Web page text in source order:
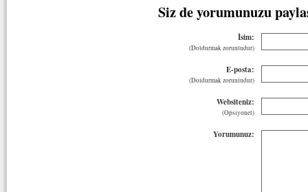
Siz de yorumunuzu
İsim:
(Doldurmak zorunludur)
E-posta:
(Doldurmak zorunludur)
Websiteniz:
(Opsiyonel)
Yorumunuz: